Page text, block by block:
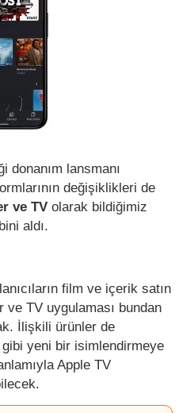
donanım lansmanı
değişiklikleri de
ve TV olarak bildiğimiz
aldı.
film ve içerik satın
TV uygulaması bundan
İlişkili ürünler de
yeni bir isimlendirmeye
Apple TV